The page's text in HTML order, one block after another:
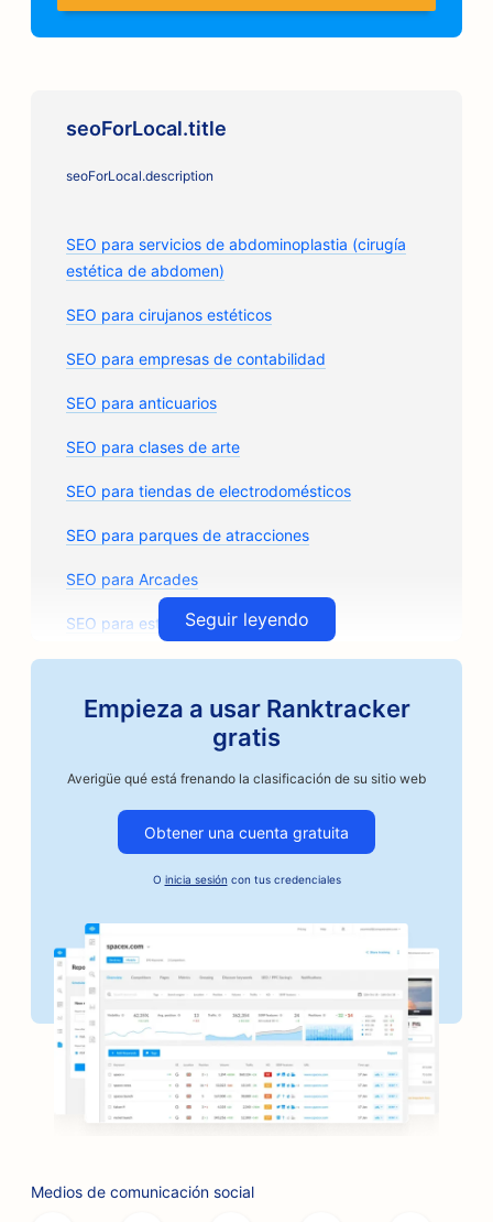
seoForLocal.title
seoForLocal.description
SEO para servicios de abdominoplastia (cirugía
estética de abdomen)
SEO para cirujanos estéticos
SEO para empresas de contabilidad
SEO para anticuarios
SEO para clases de arte
SEO para tiendas de electrodomésticos
SEO para parques de atracciones
SEO para Arcades
SEO para estudios de arquitectura
SEO para tiendas de recambios de automóviles
SEO para talleres de reparación de automóviles
SEO para empresas de automoción
SEO para servicios de fianzas
SEO para bancos
SEO para panaderías
SEO para peluquerías
SEO para barbacoas
SEO para boutiques
SEO para boleras
Seguir leyendo
Empieza a usar Ranktracker
gratis
Averigüe qué está frenando la clasificación de su sitio web
Obtener una cuenta gratuita
O inicia sesión con tus credenciales
Medios de comunicación social